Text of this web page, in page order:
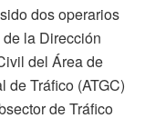
dos operarios
la Dirección
del Área de
de Tráfico (ATGC)
de Tráfico